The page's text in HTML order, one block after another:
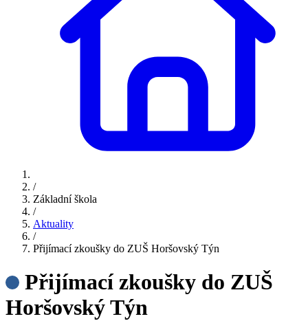
/
Základní škola
/
Aktuality
/
Přijímací zkoušky do ZUŠ Horšovský Týn
Přijímací zkoušky do ZUŠ
Horšovský Týn